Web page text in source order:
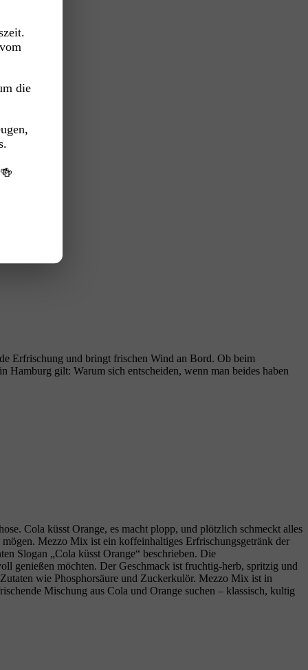
Erfrischung und bringt frischen Wind an Bord. Ob beim
Hamburg gilt: Warum sich entscheiden, wenn man beides haben
Cola küsst Orange, es macht plopp, und plötzlich schmeckt alles
Mezzo Mix ist ein koffeinhaltiges Erfrischungsgetränk der
Slogan „Cola küsst Orange“ beschrieben. Die
genießen möchten. Der Geschmack ist fruchtig‑herb, spritzig und
wie Phosphorsäure und Zuckerkulör. Mezzo Mix ist in
Mischung aus Cola und Orange suchen – klassisch, kultig
die